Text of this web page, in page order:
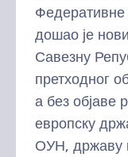
Федеративне
дошао је
Савезну
претходног
а без објаве
европску
ОУН, државу